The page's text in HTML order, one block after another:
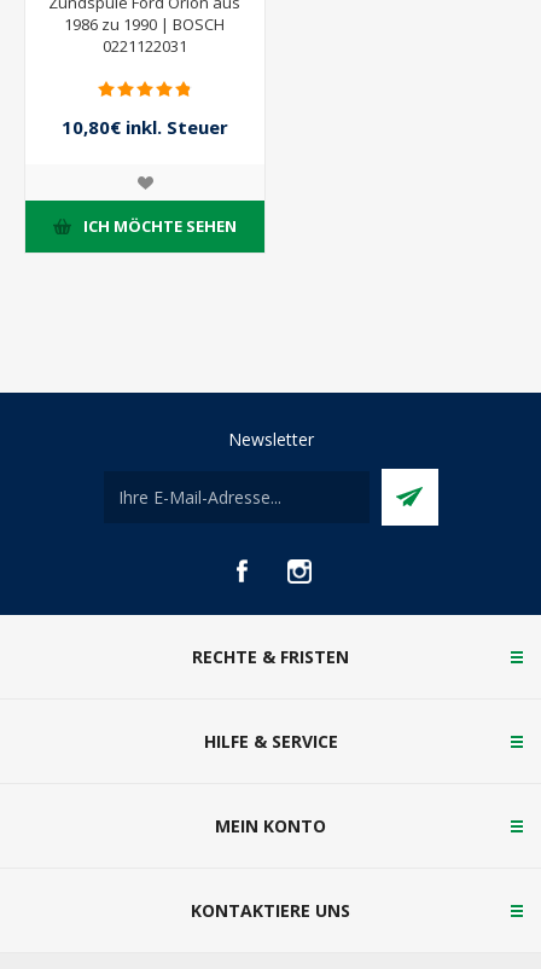
1986 zu 1990 | BOSCH
0221122031
10,80€ inkl. Steuer
ICH MÖCHTE SEHEN
Newsletter
RECHTE & FRISTEN
HILFE & SERVICE
MEIN KONTO
KONTAKTIERE UNS